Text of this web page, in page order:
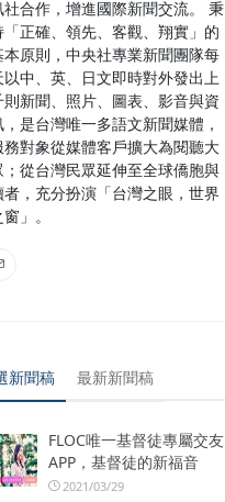
社合作，增進國際新聞交流。 秉
「正確、領先、客觀、翔實」的
本原則，中央社專業新聞團隊每
以中、英、日文即時對外發出上
則新聞、照片、圖表、影音與資
，是台灣唯一多語文新聞媒體，
務對象從媒體客戶擴大為閱聽大
；從台灣民眾延伸至全球僑胞與
者，充分扮演「台灣之眼，世界
」。
新聞稿 最新新聞稿
FLOC唯一基督徒專屬交友
APP，基督徒的新福音
2021/03/29